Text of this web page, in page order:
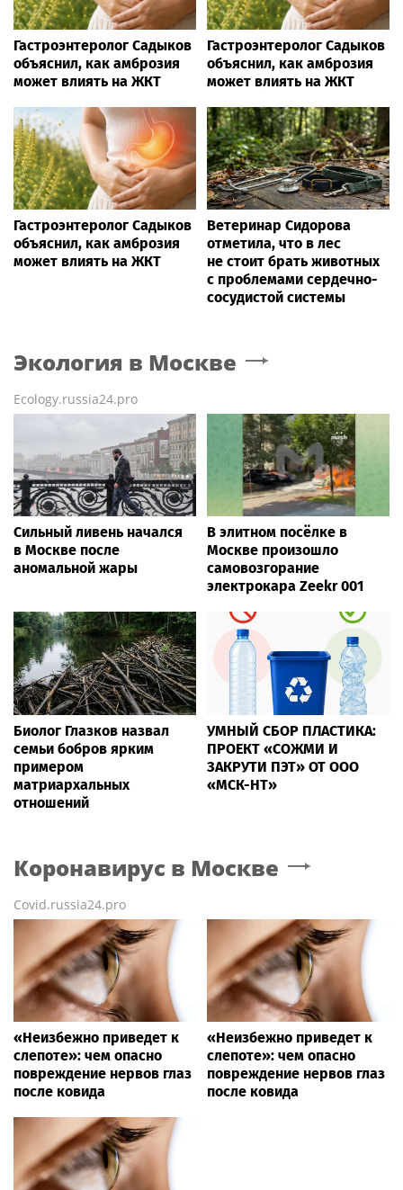
Гастроэнтеролог Садыков
объяснил, как амброзия
может влиять на ЖКТ
Гастроэнтеролог Садыков
объяснил, как амброзия
может влиять на ЖКТ
Гастроэнтеролог Садыков
объяснил, как амброзия
может влиять на ЖКТ
Ветеринар Сидорова
отметила, что в лес
не стоит брать животных
с проблемами сердечно-
сосудистой системы
Экология в Москве
Ecology.russia24.pro
Сильный ливень начался
в Москве после
аномальной жары
В элитном посёлке в
Москве произошло
самовозгорание
электрокара Zeekr 001
Биолог Глазков назвал
семьи бобров ярким
примером
матриархальных
отношений
УМНЫЙ СБОР ПЛАСТИКА:
ПРОЕКТ «СОЖМИ И
ЗАКРУТИ ПЭТ» ОТ ООО
«МСК-НТ»
Коронавирус в Москве
Covid.russia24.pro
«Неизбежно приведет к
слепоте»: чем опасно
повреждение нервов глаз
после ковида
«Неизбежно приведет к
слепоте»: чем опасно
повреждение нервов глаз
после ковида